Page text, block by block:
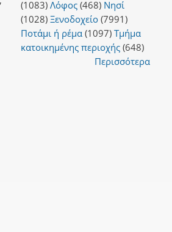
(1083) Λόφος(468) Νησί
(1028) Ξενοδοχείο(7991)
Ποτάμι ή ρέμα(1097) Τμήμα
κατοικημένης περιοχής(648)
Περισσότερα